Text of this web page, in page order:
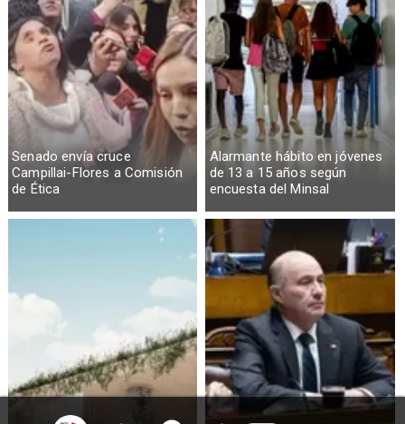
Senado envía cruce
Campillai-Flores a Comisión
de Ética
Alarmante hábito en jóvenes
de 13 a 15 años según
encuesta del Minsal